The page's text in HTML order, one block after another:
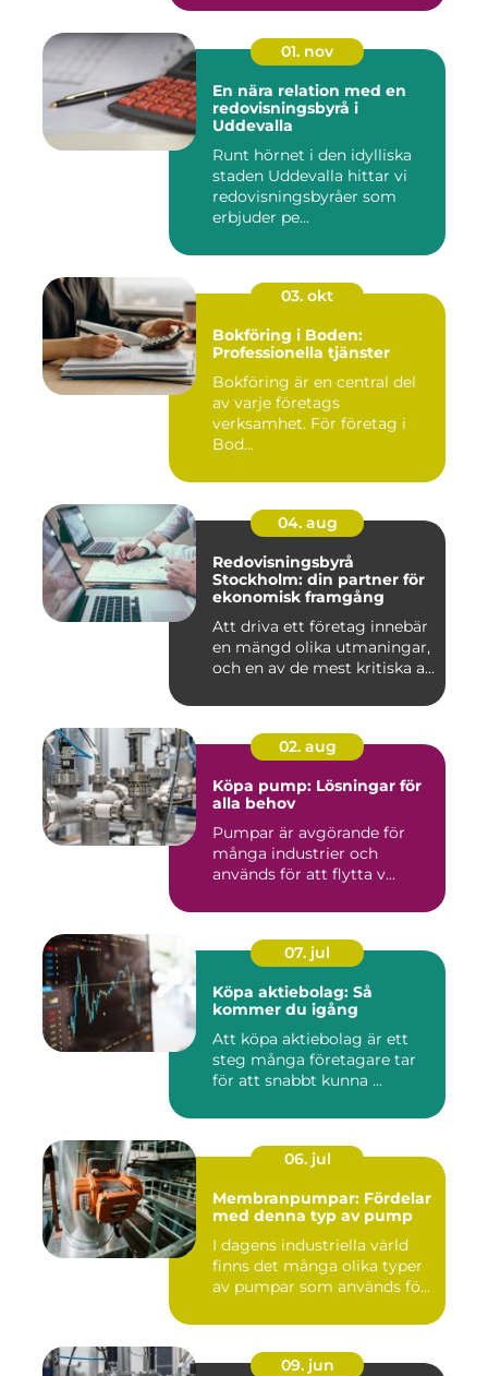
01. nov
En nära relation med en
redovisningsbyrå i
Uddevalla
Runt hörnet i den idylliska
staden Uddevalla hittar vi
redovisningsbyråer som
erbjuder pe...
03. okt
Bokföring i Boden:
Professionella tjänster
Bokföring är en central del
av varje företags
verksamhet. För företag i
Bod...
04. aug
Redovisningsbyrå
Stockholm: din partner för
ekonomisk framgång
Att driva ett företag innebär
en mängd olika utmaningar,
och en av de mest kritiska a...
02. aug
Köpa pump: Lösningar för
alla behov
Pumpar är avgörande för
många industrier och
används för att flytta v...
07. jul
Köpa aktiebolag: Så
kommer du igång
Att köpa aktiebolag är ett
steg många företagare tar
för att snabbt kunna ...
06. jul
Membranpumpar: Fördelar
med denna typ av pump
I dagens industriella värld
finns det många olika typer
av pumpar som används fö...
09. jun